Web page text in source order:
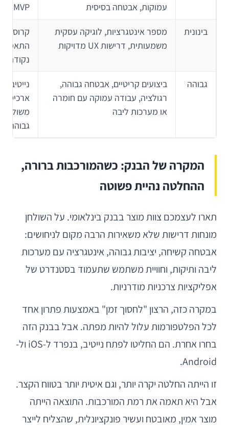
עמוקות, אבטחה בסיסית
MVP מהיר
בינונית
מספר אינטגרציות, לוגיקה עסקית
משמעותית, דרישות UX מדויקות
קרוס-
התאמות
גבוהה
ביצועים קריטיים, אבטחה גבוהה,
רגולציה, עבודה עמוקה עם חומרה
או מערכות ליבה
נייטיב
משולבת
גבוהה
המקרה של הבנק: כשהמורכבות ברורה,
ההחלטה נהיית פשוטה
תארו לעצמכם צוות מוצר בבנק בינלאומי. על השולחן
מונחות דרישות שלא משאירות הרבה מקום לניחושים:
אבטחה קשיחה, יציבות גבוהה, אינטגרציה עם מערכות
ליבה ותיקות, וחוויית משתמש שתעמוד בסטנדרט של
אפליקציות צרכניות מודרניות.
במקרה כזה, הרצון "לחסוך זמן" באמצעות פתרון אחד
לכל הפלטפורמות עלול להיות מפתה. אבל בבנק הזה
בחרו אחרת. הם החליטו לפתח נייטיב, בנפרד ל-iOS ול-
Android.
זו הייתה החלטה יקרה יותר, וגם איטית יותר בטווח הקצר.
אבל היא תאמה את רמת המורכבות. התוצאה הייתה
מוצר אמין, מאובטח ועשיר פונקציונלית, שהצליח לייצר